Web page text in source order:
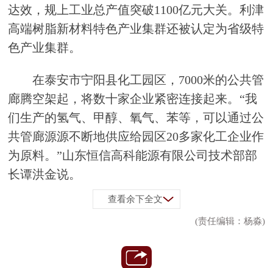
达效，规上工业总产值突破1100亿元大关。利津
高端树脂新材料特色产业集群还被认定为省级特
色产业集群。
在泰安市宁阳县化工园区，7000米的公共管
廊腾空架起，将数十家企业紧密连接起来。“我
们生产的氢气、甲醇、氧气、苯等，可以通过公
共管廊源源不断地供应给园区20多家化工企业作
为原料。”山东恒信高科能源有限公司技术部部
长谭洪金说。
查看余下全文
(责任编辑：杨淼)